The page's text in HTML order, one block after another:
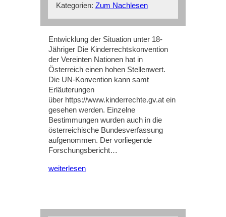
Kategorien: Zum Nachlesen
Entwicklung der Situation unter 18-
Jähriger Die Kinderrechtskonvention
der Vereinten Nationen hat in
Österreich einen hohen Stellenwert.
Die UN-Konvention kann samt
Erläuterungen
über https://www.kinderrechte.gv.at ein
gesehen werden. Einzelne
Bestimmungen wurden auch in die
österreichische Bundesverfassung
aufgenommen. Der vorliegende
Forschungsbericht…
weiterlesen